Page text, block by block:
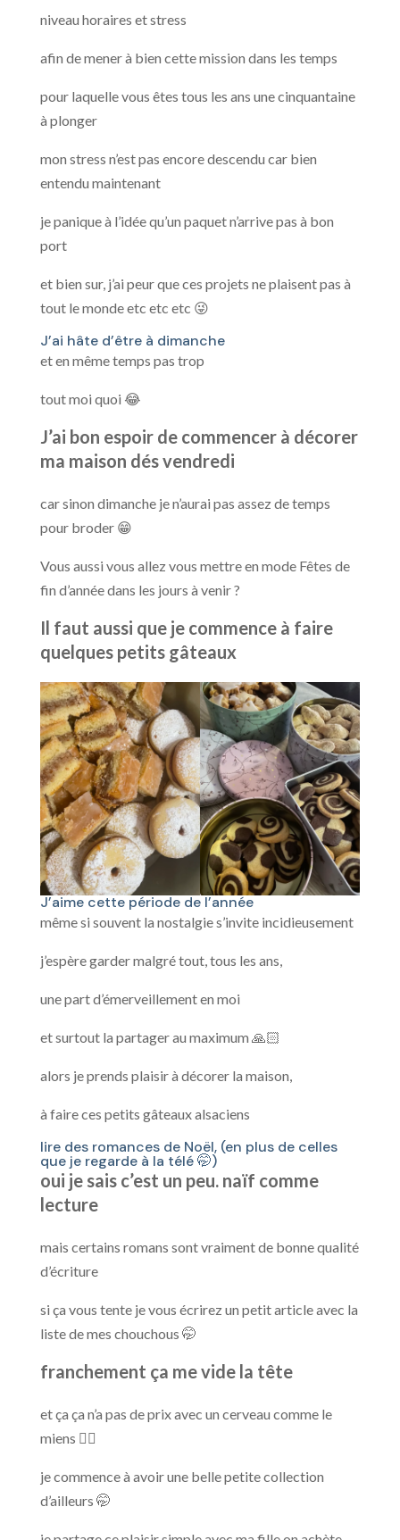
niveau horaires et stress
afin de mener à bien cette mission dans les temps
pour laquelle vous êtes tous les ans une cinquantaine
à plonger
mon stress n’est pas encore descendu car bien
entendu maintenant
je panique à l’idée qu’un paquet n’arrive pas à bon
port
et bien sur, j’ai peur que ces projets ne plaisent pas à
tout le monde etc etc etc 😜
J’ai hâte d’être à dimanche
et en même temps pas trop
tout moi quoi 😂
J’ai bon espoir de commencer à décorer
ma maison dés vendredi
car sinon dimanche je n’aurai pas assez de temps
pour broder 😁
Vous aussi vous allez vous mettre en mode Fêtes de
fin d’année dans les jours à venir ?
Il faut aussi que je commence à faire
quelques petits gâteaux
J’aime cette période de l’année
même si souvent la nostalgie s’invite incidieusement
j’espère garder malgré tout, tous les ans,
une part d’émerveillement en moi
et surtout la partager au maximum 🙏🏻
alors je prends plaisir à décorer la maison,
à faire ces petits gâteaux alsaciens
lire des romances de Noël, (en plus de celles
que je regarde à la télé 🤭)
oui je sais c’est un peu. naïf comme
lecture
mais certains romans sont vraiment de bonne qualité
d’écriture
si ça vous tente je vous écrirez un petit article avec la
liste de mes chouchous 🤭
franchement ça me vide la tête
et ça ça n’a pas de prix avec un cerveau comme le
miens 😵‍💫
je commence à avoir une belle petite collection
d’ailleurs 🤭